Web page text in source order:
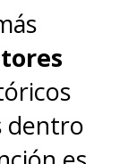
dentro